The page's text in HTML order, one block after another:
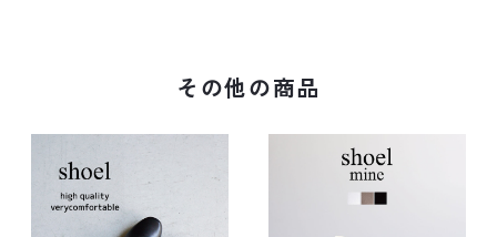
その他の商品